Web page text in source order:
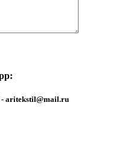
aritekstil@mail.ru